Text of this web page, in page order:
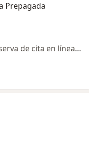
Prepagada
Este especialista no ofrece reserva de cita en línea en esta dirección.